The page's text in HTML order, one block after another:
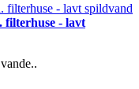
filterhuse - lavt